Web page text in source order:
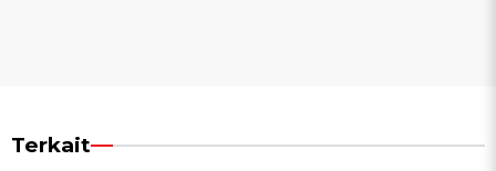
Terkait